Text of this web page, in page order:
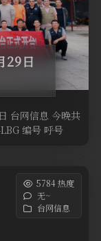
29日
台网信息 今晚共
编号 呼号
5784 热度
无~
台网信息